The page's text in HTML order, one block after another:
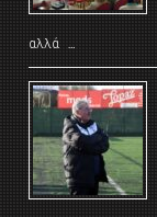
αλλά …